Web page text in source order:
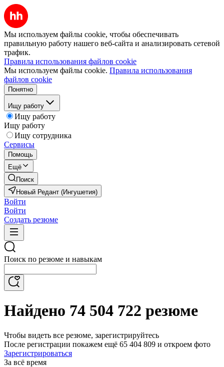
Мы используем файлы cookie, чтобы обеспечивать
правильную работу нашего веб-сайта и анализировать сетевой
трафик.
Правила использования файлов cookie
Мы используем файлы cookie. Правила использования
файлов cookie
Понятно
Ищу работу
Ищу работу
Ищу работу
Ищу сотрудника
Сервисы
Помощь
Ещё
Поиск
Новый Редант (Ингушетия)
Войти
Войти
Создать резюме
Поиск по резюме и навыкам
Найдено 74 504 722 резюме
Чтобы видеть все резюме, зарегистрируйтесь
После регистрации покажем ещё 65 404 809 и откроем фото
Зарегистрироваться
За всё время